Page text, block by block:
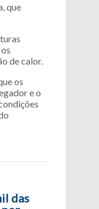
que
de calor.
os
e o
das